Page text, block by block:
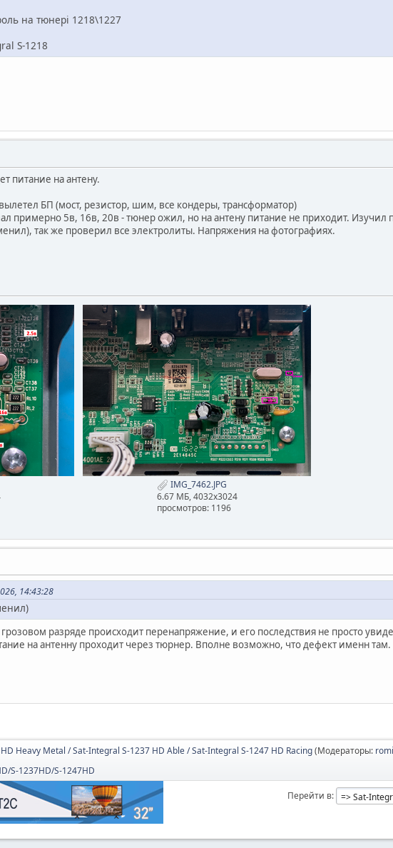
на тюнері 1218\1227
S-1218
питание на антену.
БП (мост, резистор, шим, все кондеры, трансформатор)
примерно 5в, 16в, 20в - тюнер ожил, но на антену питание не приходит. Изучил
так же проверил все электролиты. Напряжения на фотографиях.
IMG_7462.JPG
6.67 МБ, 4032x3024
просмотров: 1196
14:43:28
разряде происходит перенапряжение, и его последствия не просто
на антенну проходит через тюрнер. Вполне возможно, что дефект именн там.
Heavy Metal / Sat-Integral S-1237 HD Able / Sat-Integral S-1247 HD Racing(Модераторы:
S-1237HD/S-1247HD
Перейти в